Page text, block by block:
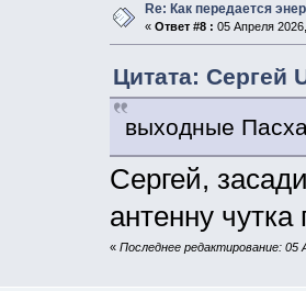
Re: Как передается
« Ответ #8 : 05 Апреля
Цитата: Сергей
выходные
Сергей,
антенну
« Последнее редактирование: 05